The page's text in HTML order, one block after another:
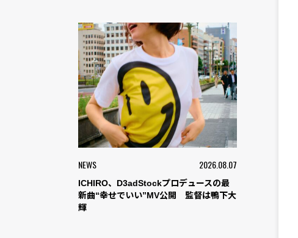
NEWS 2026.08.07
ICHIRO、D3adStockプロデュースの最
新曲“幸せでいい”MV公開 監督は鴨下大
輝